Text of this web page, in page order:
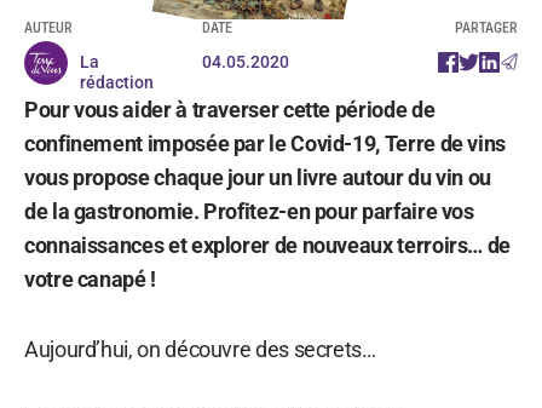
AUTEUR
La
rédaction
DATE
04.05.2020
PARTAGER
Pour vous aider à traverser cette période de
confinement imposée par le Covid-19, Terre de vins
vous propose chaque jour un livre autour du vin ou
de la gastronomie. Profitez-en pour parfaire vos
connaissances et explorer de nouveaux terroirs… de
votre canapé !
Aujourd’hui, on découvre des secrets…